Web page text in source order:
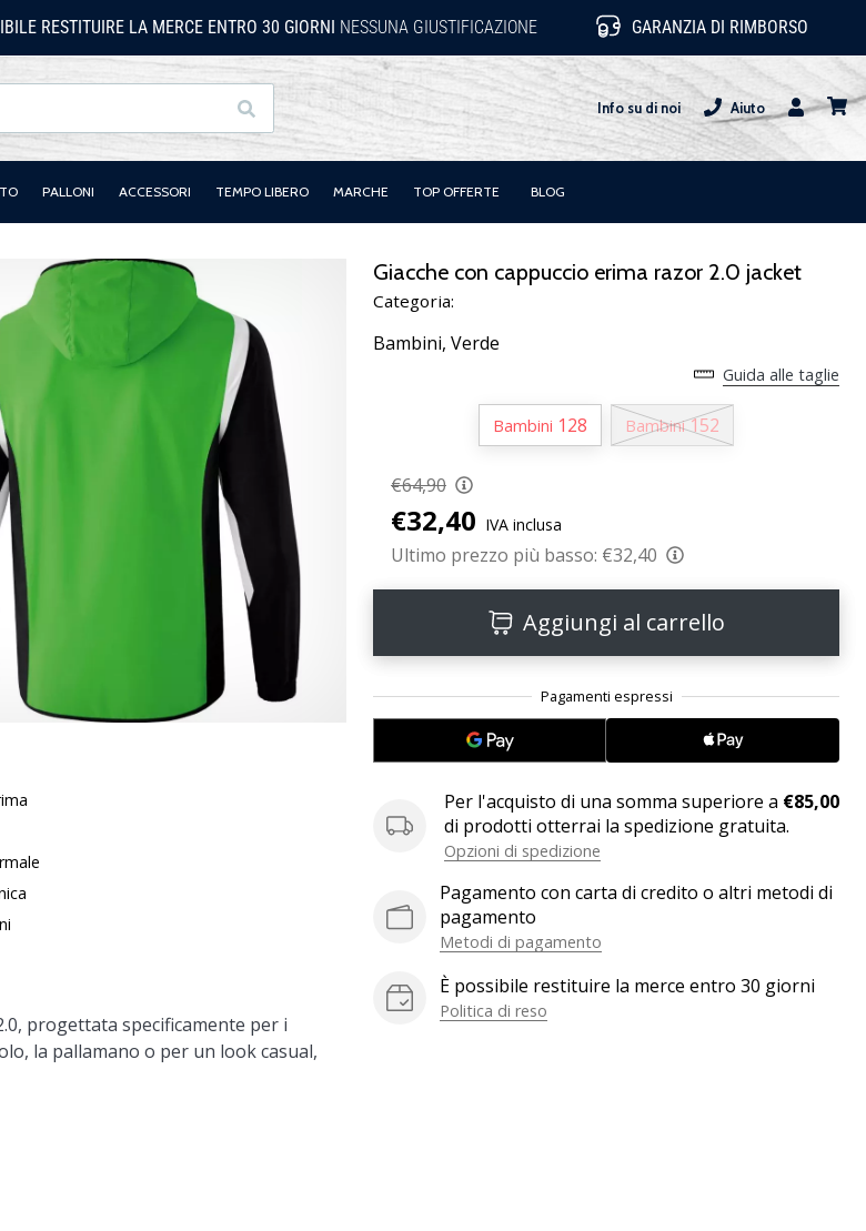
RESTITUIRE LA MERCE ENTRO 30 GIORNI NESSUNA GIUSTIFICAZIONE GARANZIA DI RIMBORSO
Ricerca Info su di noi
Aiuto
Utente
PALLONI ACCESSORI TEMPO LIBERO MARCHE TOP OFFERTE BLOG
Giacche con cappuccio erima razor 2.0 jacket
Categoria:
Bambini, Verde
Guida alle taglie
Bambini 128 Bambini 152
€64,90
€32,40 IVA inclusa
Ultimo prezzo più basso: €32,40
Aggiungi al carrello
Per l'acquisto di una somma superiore a €85,00
di prodotti otterrai la spedizione gratuita.
Opzioni di spedizione
Pagamento con carta di credito o altri metodi di
pagamento
Metodi di pagamento
È possibile restituire la merce entro 30 giorni
Politica di reso
progettata specificamente per i
la pallamano o per un look casual,